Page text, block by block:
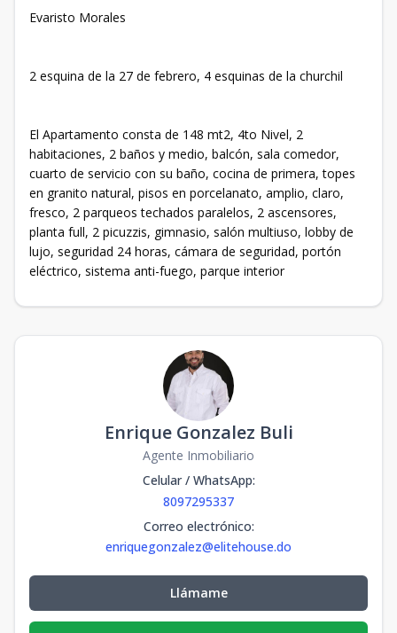
Evaristo Morales
2 esquina de la 27 de febrero, 4 esquinas de la churchil
El Apartamento consta de 148 mt2, 4to Nivel, 2
habitaciones, 2 baños y medio, balcón, sala comedor,
cuarto de servicio con su baño, cocina de primera, topes
en granito natural, pisos en porcelanato, amplio, claro,
fresco, 2 parqueos techados paralelos, 2 ascensores,
planta full, 2 picuzzis, gimnasio, salón multiuso, lobby de
lujo, seguridad 24 horas, cámara de seguridad, portón
eléctrico, sistema anti-fuego, parque interior-
Enrique Gonzalez Buli
Agente Inmobiliario
Celular / WhatsApp:
8097295337
Correo electrónico:
enriquegonzalez@elitehouse.do
Llámame